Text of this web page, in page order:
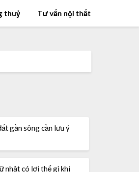
thuỷ Tư vấn nội thất
gần sông cần lưu ý
nhật có lợi thế gì khi